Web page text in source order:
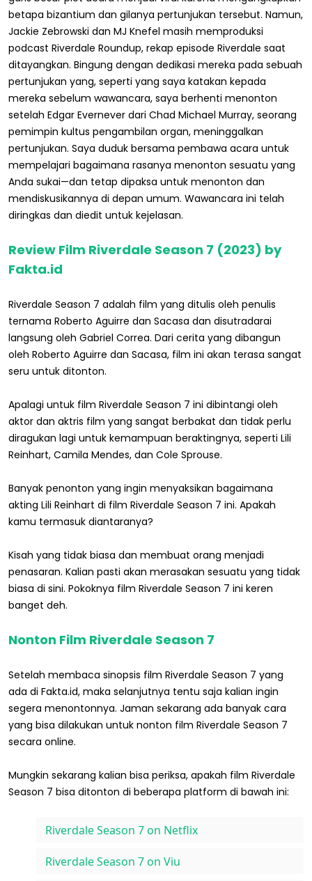
betapa bizantium dan gilanya pertunjukan tersebut. Namun,
Jackie Zebrowski dan MJ Knefel masih memproduksi
podcast Riverdale Roundup, rekap episode Riverdale saat
ditayangkan. Bingung dengan dedikasi mereka pada sebuah
pertunjukan yang, seperti yang saya katakan kepada
mereka sebelum wawancara, saya berhenti menonton
setelah Edgar Evernever dari Chad Michael Murray, seorang
pemimpin kultus pengambilan organ, meninggalkan
pertunjukan. Saya duduk bersama pembawa acara untuk
mempelajari bagaimana rasanya menonton sesuatu yang
Anda sukai—dan tetap dipaksa untuk menonton dan
mendiskusikannya di depan umum. Wawancara ini telah
diringkas dan diedit untuk kejelasan.
Review Film Riverdale Season 7 (2023) by
Fakta.id
Riverdale Season 7 adalah film yang ditulis oleh penulis
ternama Roberto Aguirre dan Sacasa dan disutradarai
langsung oleh Gabriel Correa. Dari cerita yang dibangun
oleh Roberto Aguirre dan Sacasa, film ini akan terasa sangat
seru untuk ditonton.
Apalagi untuk film Riverdale Season 7 ini dibintangi oleh
aktor dan aktris film yang sangat berbakat dan tidak perlu
diragukan lagi untuk kemampuan beraktingnya, seperti Lili
Reinhart, Camila Mendes, dan Cole Sprouse.
Banyak penonton yang ingin menyaksikan bagaimana
akting Lili Reinhart di film Riverdale Season 7 ini. Apakah
kamu termasuk diantaranya?
Kisah yang tidak biasa dan membuat orang menjadi
penasaran. Kalian pasti akan merasakan sesuatu yang tidak
biasa di sini. Pokoknya film Riverdale Season 7 ini keren
banget deh.
Nonton Film Riverdale Season 7
Setelah membaca sinopsis film Riverdale Season 7 yang
ada di Fakta.id, maka selanjutnya tentu saja kalian ingin
segera menontonnya. Jaman sekarang ada banyak cara
yang bisa dilakukan untuk nonton film Riverdale Season 7
secara online.
Mungkin sekarang kalian bisa periksa, apakah film Riverdale
Season 7 bisa ditonton di beberapa platform di bawah ini:
Riverdale Season 7 on Netflix
Riverdale Season 7 on Viu